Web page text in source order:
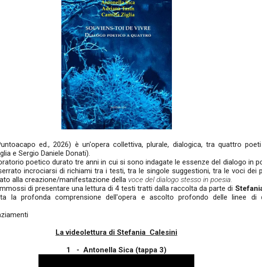
ed., 2026) è un'opera collettiva, plurale, dialogica, tra quattro poeti
e Sergio Daniele Donati).
poetico durato tre anni in cui si sono indagate le essenze del dialogo in
incrociarsi di richiami tra i testi, tra le singole suggestioni, tra le voci dei
alla creazione/manifestazione della voce del dialogo stesso in poesia.
di presentare una lettura di 4 testi tratti dalla raccolta da parte di
la profonda comprensione dell'opera e ascolto profondo delle linee di
La videolettura di Stefania Calesini
1 - Antonella Sica (tappa 3)